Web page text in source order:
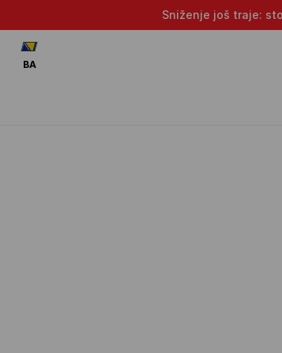
Sniženje još traje:
BA